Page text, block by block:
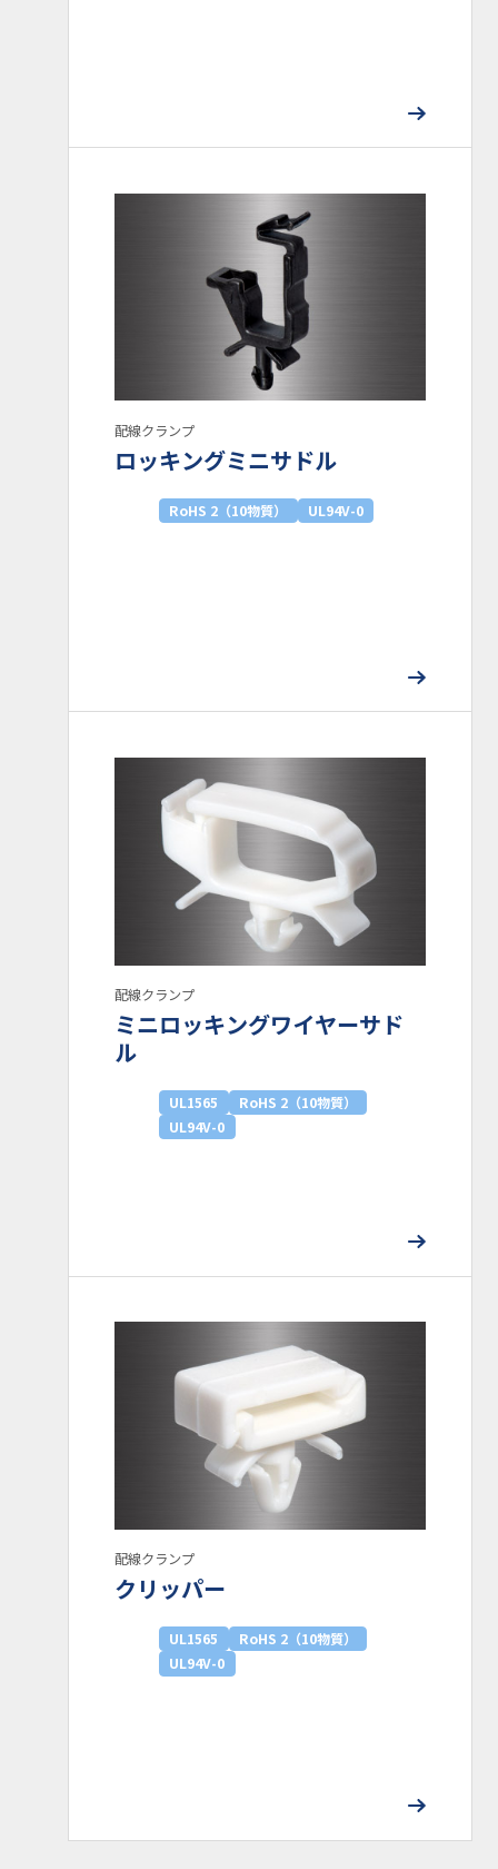
配線クランプ
ロッキングミニサドル
RoHS 2（10物質） UL94V-0
配線クランプ
ミニロッキングワイヤーサド
ル
UL1565
RoHS 2（10物質）
UL94V-0
配線クランプ
クリッパー
UL1565
RoHS 2（10物質）
UL94V-0